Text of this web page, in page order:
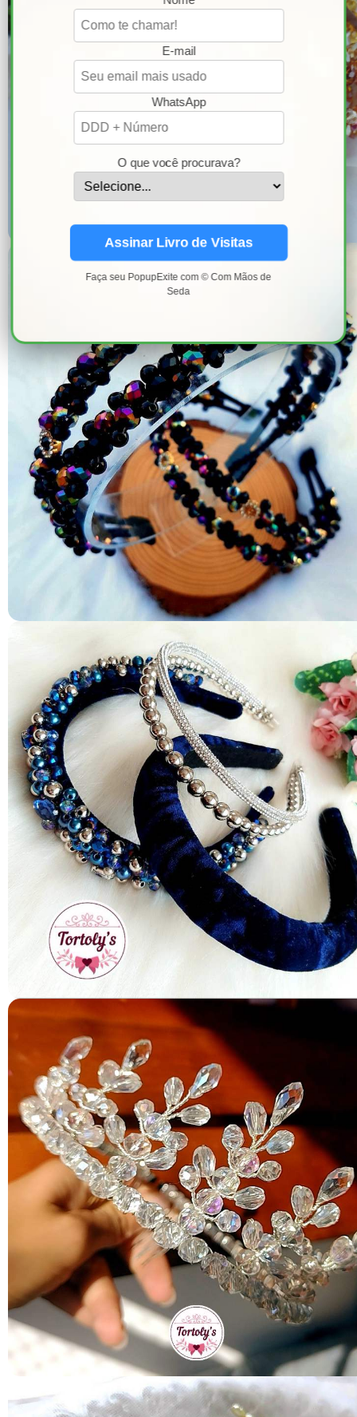
E-mail
WhatsApp
O que você procurava?
Assinar Livro de Visitas
Faça seu PopupExite com © Com Mãos de
Seda